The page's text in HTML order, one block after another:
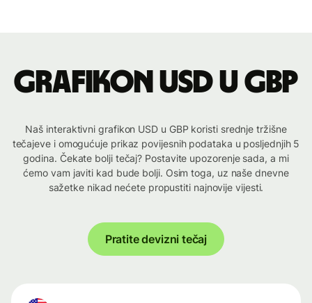
Grafikon USD u GBP
Naš interaktivni grafikon USD u GBP koristi srednje tržišne
tečajeve i omogućuje prikaz povijesnih podataka u posljednjih 5
godina. Čekate bolji tečaj? Postavite upozorenje sada, a mi
ćemo vam javiti kad bude bolji. Osim toga, uz naše dnevne
sažetke nikad nećete propustiti najnovije vijesti.
Pratite devizni tečaj